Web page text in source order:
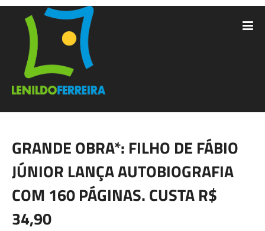
GRANDE OBRA*: FILHO DE FÁBIO
JÚNIOR LANÇA AUTOBIOGRAFIA
COM 160 PÁGINAS. CUSTA R$
34,90